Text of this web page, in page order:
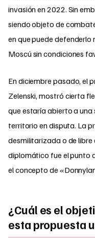
invasión en 2022. Sin
siendo objeto de
en que puede defenderlo
Moscú sin condiciones
En diciembre pasado, el
Zelenski, mostró cierta
que estaría abierto a
territorio en disputa. La
desmilitarizada o de libre
diplomático fue el punto
el concepto de
¿Cuál es el
esta propuesta